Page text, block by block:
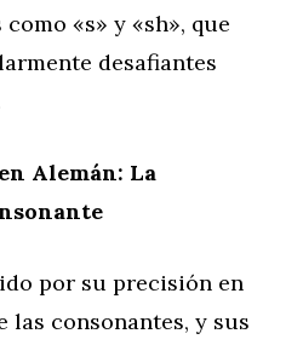
«s» y «sh», que
desafiantes
Alemán: La
por su precisión en
consonantes, y sus